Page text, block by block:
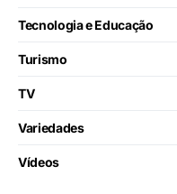
Tecnologia e Educação
Turismo
TV
Variedades
Vídeos